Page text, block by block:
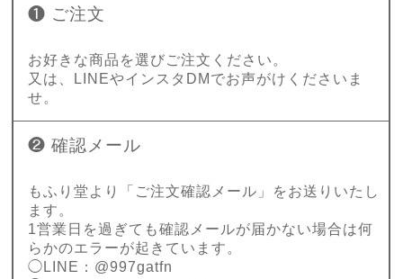
❶ ご注文
お好きな商品を選びご注文ください。
又は、LINEやインスタDMでお声がけくださいま
せ。
❷ 確認メール
もふり堂より「ご注文確認メール」をお送りいたし
ます。
1営業日を過ぎても確認メールが届かない場合は何
らかのエラーが起きています。
◯LINE：@997gatfn